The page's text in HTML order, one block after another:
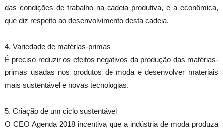
das condições de trabalho na cadeia produtiva, e a econômica,
que diz respeito ao desenvolvimento desta cadeia.
4. Variedade de matérias-primas
É preciso reduzir os efeitos negativos da produção das matérias-
primas usadas nos produtos de moda e desenvolver materiais
mais sustentável e novas tecnologias.
5. Criação de um ciclo sustentável
O CEO Agenda 2018 incentiva que a indústria de moda produza